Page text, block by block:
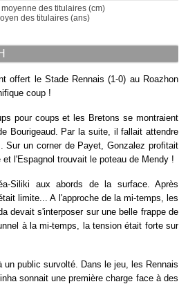
moyenne des titulaires (cm)
des titulaires (ans)
offert le Stade Rennais (1-0) au Roazhon
coup !
pour coups et les Bretons se montraient
Bourigeaud. Par la suite, il fallait attendre
Sur un corner de Payet, Gonzalez profitait
l'Espagnol trouvait le poteau de Mendy !
Siliki aux abords de la surface. Après
limite... A l'approche de la mi-temps, les
devait s'interposer sur une belle frappe de
à la mi-temps, la tension était forte sur
public survolté. Dans le jeu, les Rennais
sonnait une première charge face à des